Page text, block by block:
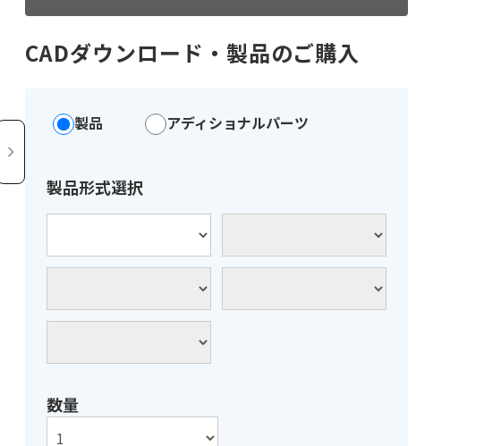
CADダウンロード・ 製品のご購入
製品 アディショナルパーツ
製品形式選択
数量